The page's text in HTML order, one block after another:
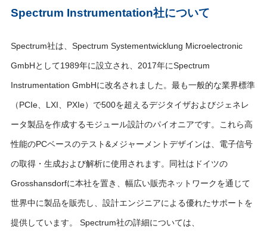
Spectrum Instrumentation社について
Spectrum社は、Spectrum Systementwicklung Microelectronic
GmbHとして1989年に設立され、2017年にSpectrum
Instrumentation GmbHに改名されました。最も一般的な業界標準
（PCIe、LXI、PXIe）で500を超えるデジタイザおよびジェネレ
ータ製品を作成するモジュール設計のパイオニアです。これら高
性能のPCベースのテスト&メジャーメントデザインは、電子信号
の取得・生成および解析に使用されます。同社はドイツの
Grosshansdorfに本社を置き、幅広い販売ネットワークを通じて
世界中に製品を販売し、設計エンジニアによる優れたサポートを
提供しています。 Spectrum社の詳細については、